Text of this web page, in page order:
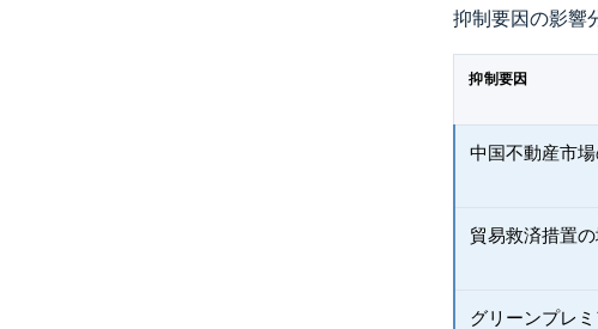
抑制要因の影響
抑制要因
中国不動産市
貿易救済措置
グリーンプレ